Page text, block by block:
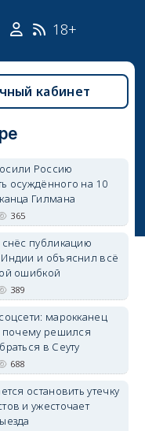
18+
кабинет
Россию
осуждённого на 10
Гилмана
365
публикацию
и объяснил всё
ошибкой
389
марокканец
почему решился
в Сеуту
688
остановить утечку
и ужесточает